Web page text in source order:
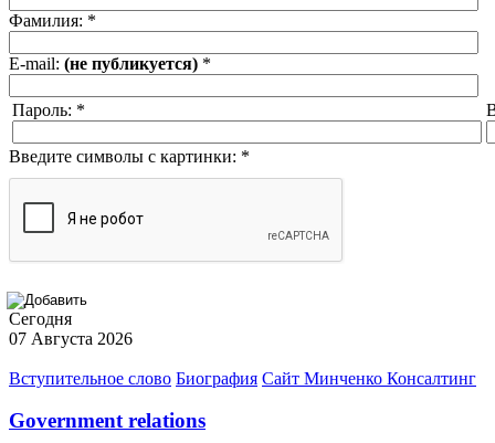
Фамилия: *
E-mail: (не публикуется) *
Пароль: *
Введите символы с картинки: *
Сегодня
07 Августа 2026
Вступительное слово Биография Сайт Минченко Консалтинг
Government relations